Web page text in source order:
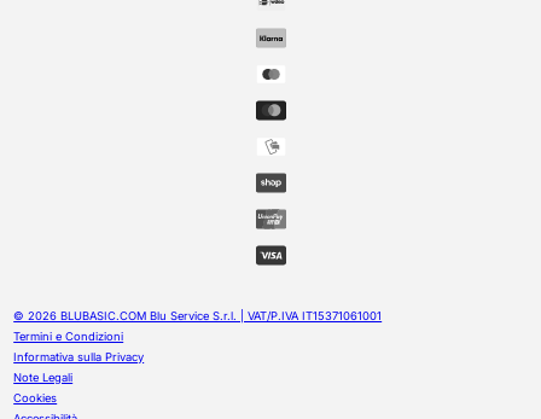
© 2026 BLUBASIC.COM Blu Service S.r.l. | VAT/P.IVA IT15371061001
Termini e Condizioni
Informativa sulla Privacy
Note Legali
Cookies